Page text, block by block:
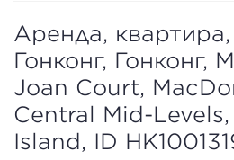
Аренда,
Гонконг, Гонконг,
Joan Court,
Central Mid-
Island, ID